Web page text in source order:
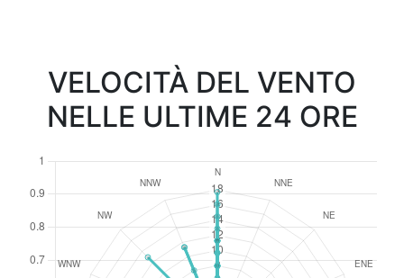
VELOCITÀ DEL VENTO
NELLE ULTIME 24 ORE